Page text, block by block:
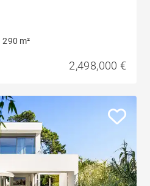
290 m²
2,498,000 €